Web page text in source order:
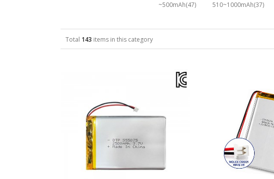
~500mAh(47) 510~1000mAh(37)
Total 143 items in this category